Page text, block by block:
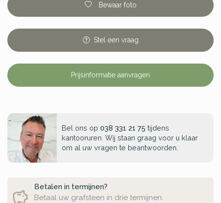
Bewaar foto
Stel een vraag
Prijsinformatie aanvragen
Bel ons op 038 331 21 75 tijdens
kantooruren. Wij staan graag voor u klaar
om al uw vragen te beantwoorden.
Betalen in termijnen?
Betaal uw grafsteen in drie termijnen.